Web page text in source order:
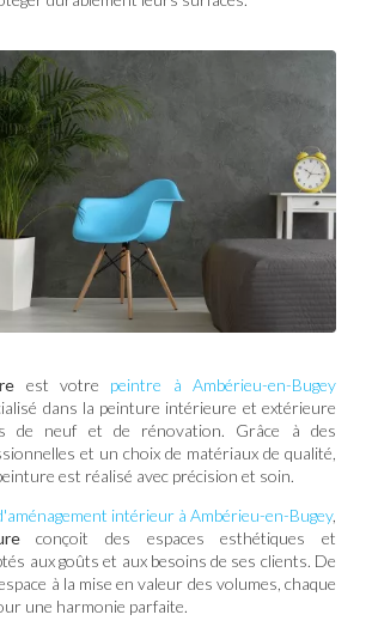
est votre peintre à Ambérieu-en-Bugey
dans la peinture intérieure et extérieure
de neuf et de rénovation. Grâce à des
et un choix de matériaux de qualité,
est réalisé avec précision et soin.
intérieur à Ambérieu-en-Bugey,
conçoit des espaces esthétiques et
aux goûts et aux besoins de ses clients. De
à la mise en valeur des volumes, chaque
une harmonie parfaite.